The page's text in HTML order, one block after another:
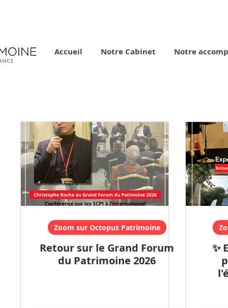
Accueil Notre Cabinet Notre
Zoom sur Octopus Patrimoine
Retour sur le Grand Forum
du Patrimoine 2026
✨